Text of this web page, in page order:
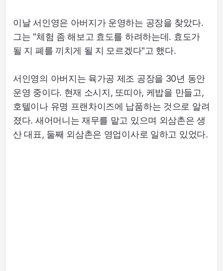
이날 서인영은 아버지가 운영하는 공장을 찾았다.
그는 "체험 좀 해보고 효도를 하려하는데. 효도가
될 지 폐를 끼치게 될 지 모르겠다"고 했다.
서인영의 아버지는 육가공 제조 공장을 30년 동안
운영 중이다. 현재 소시지, 또띠아, 케밥을 만들고,
호텔이나 유명 프랜차이즈에 납품하는 것으로 알려
졌다. 새어머니는 재무를 맡고 있으며 외삼촌은 생
산 대표, 둘째 외삼촌은 영업이사로 일하고 있었다.